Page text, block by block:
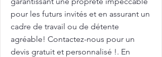
pour les futurs invités et en assurant un
cadre de travail ou de détente
agréable! Contactez-nous pour un
devis gratuit et personnalisé !. En